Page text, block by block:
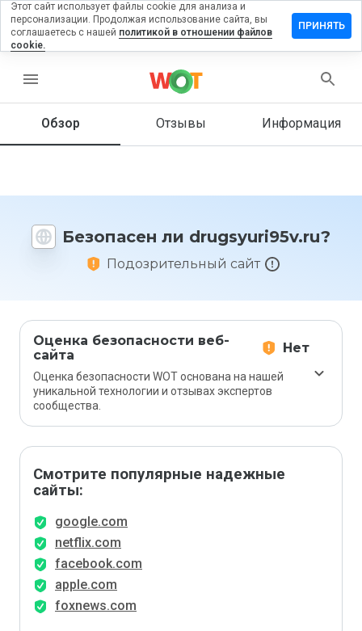
menu
Обзор Отзывы Информация
Безопасен ли drugsyuri95v.ru?
Подозрительный сайт
Оценка безопасности веб-
сайта
Нет
Оценка безопасности WOT основана на нашей
уникальной технологии и отзывах экспертов
сообщества.
Смотрите популярные надежные
сайты:
google.com
netflix.com
facebook.com
apple.com
foxnews.com
на
Как бы
этот
1 до 5?
Этот сайт использует файлы cookie для анализа и
персонализации. Продолжая использование сайта, вы
соглашаетесь с нашей политикой в отношении файлов
cookie.
ПРИНЯТЬ